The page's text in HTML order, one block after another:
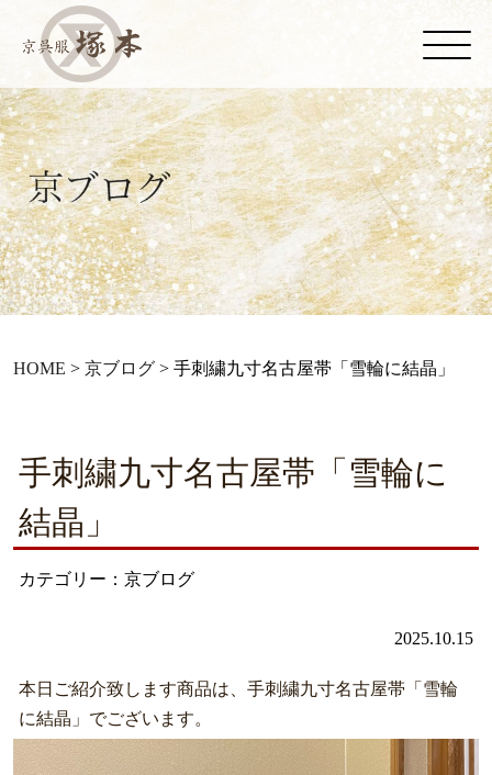
HOME > 京ブログ> 手刺繍九寸名古屋帯「雪輪に結晶」
手刺繍九寸名古屋帯「雪輪に
結晶」
カテゴリー：京ブログ
2025.10.15
本日ご紹介致します商品は、手刺繍九寸名古屋帯「雪輪
に結晶」でございます。